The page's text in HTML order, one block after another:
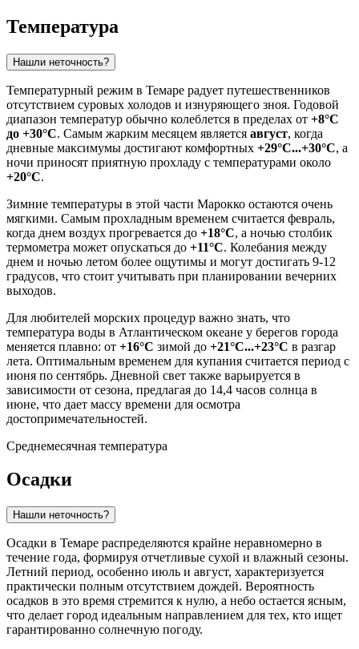
Температура
Нашли неточность?
Температурный режим в Темаре радует путешественников
отсутствием суровых холодов и изнуряющего зноя. Годовой
диапазон температур обычно колеблется в пределах от +8°C
до +30°C. Самым жарким месяцем является август, когда
дневные максимумы достигают комфортных +29°C...+30°C, а
ночи приносят приятную прохладу с температурами около
+20°C.
Зимние температуры в этой части Марокко остаются очень
мягкими. Самым прохладным временем считается февраль,
когда днем воздух прогревается до +18°C, а ночью столбик
термометра может опускаться до +11°C. Колебания между
днем и ночью летом более ощутимы и могут достигать 9-12
градусов, что стоит учитывать при планировании вечерних
выходов.
Для любителей морских процедур важно знать, что
температура воды в Атлантическом океане у берегов города
меняется плавно: от +16°C зимой до +21°C...+23°C в разгар
лета. Оптимальным временем для купания считается период с
июня по сентябрь. Дневной свет также варьируется в
зависимости от сезона, предлагая до 14,4 часов солнца в
июне, что дает массу времени для осмотра
достопримечательностей.
Среднемесячная температура
Осадки
Нашли неточность?
Осадки в Темаре распределяются крайне неравномерно в
течение года, формируя отчетливые сухой и влажный сезоны.
Летний период, особенно июль и август, характеризуется
практически полным отсутствием дождей. Вероятность
осадков в это время стремится к нулю, а небо остается ясным,
что делает город идеальным направлением для тех, кто ищет
гарантированно солнечную погоду.